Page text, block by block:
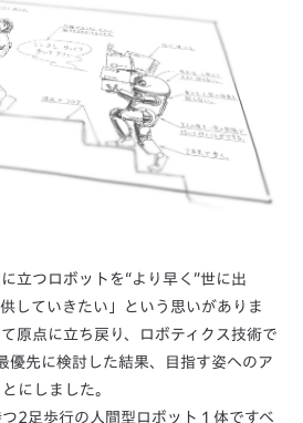
立つロボットを“より早く”世に出
していきたい」という思いがありま
原点に立ち戻り、ロボティクス技術で
優先に検討した結果、目指す姿へのア
にしました。
2足歩行の人間型ロボット１体ですべ